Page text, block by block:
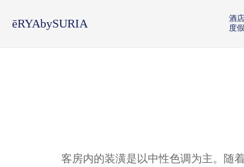
ēRYAbySURIA
酒
度
客房内的装潢是以中性色调为主。随